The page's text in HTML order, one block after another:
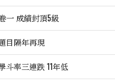
一 成績封頂5級
目隔年再現
斗率三連跌 11年低